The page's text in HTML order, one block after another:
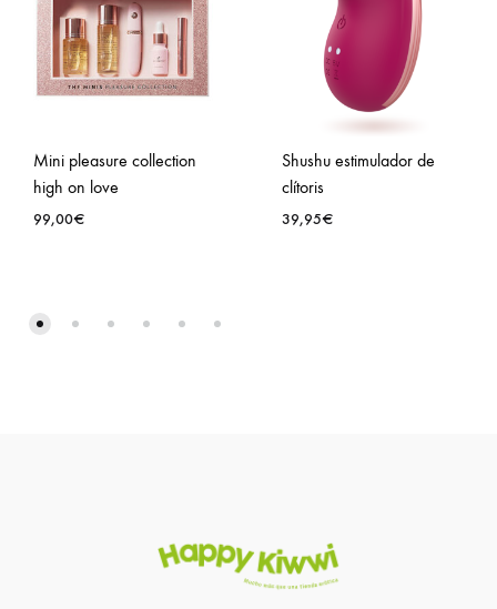
Mini pleasure collection
high on love
99,00€
Shushu estimulador de
clítoris
39,95€